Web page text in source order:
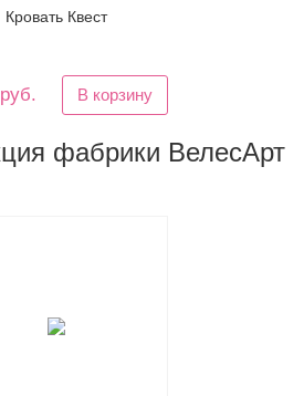
Кровать Квест
В корзину
фабрики ВелесАрт